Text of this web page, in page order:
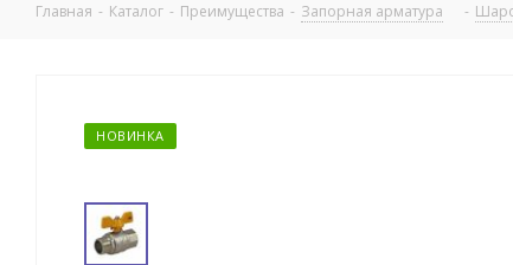
Главная - Каталог - Преимущества - Запорная арматура -
НОВИНКА